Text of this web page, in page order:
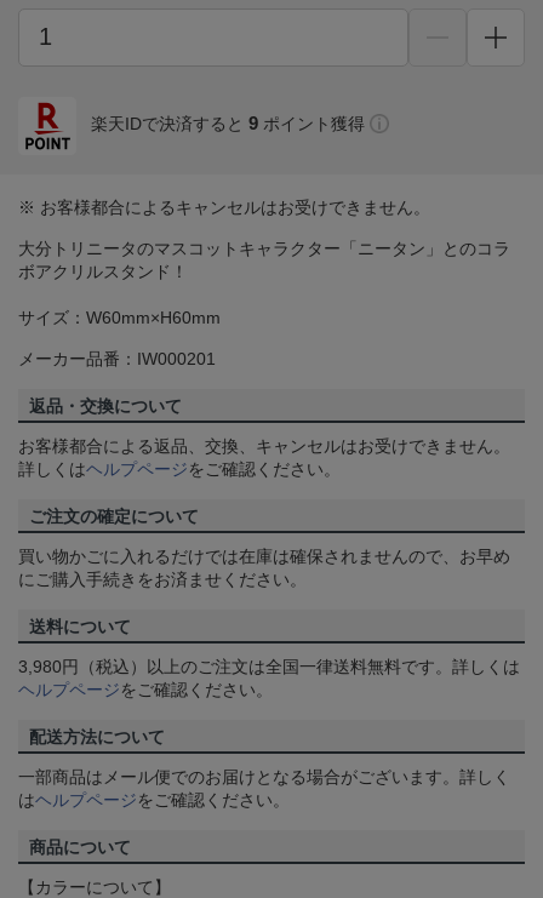
楽天IDで決済すると 9 ポイント獲得
※ お客様都合によるキャンセルはお受けできません。
大分トリニータのマスコットキャラクター「ニータン」とのコラ
ボアクリルスタンド！
サイズ：W60mm×H60mm
メーカー品番：IW000201
返品・交換について
お客様都合による返品、交換、キャンセルはお受けできません。
詳しくはヘルプページをご確認ください。
ご注文の確定について
買い物かごに入れるだけでは在庫は確保されませんので、お早め
にご購入手続きをお済ませください。
送料について
3,980円（税込）以上のご注文は全国一律送料無料です。詳しくは
ヘルプページをご確認ください。
配送方法について
一部商品はメール便でのお届けとなる場合がございます。詳しく
はヘルプページをご確認ください。
商品について
【カラーについて】